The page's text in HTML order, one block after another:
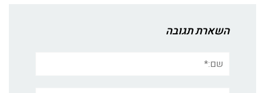
השארת תגובה